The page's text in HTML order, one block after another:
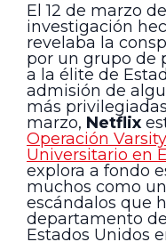
El 12 de marzo
investigación
revelaba la
por un grupo de
a la élite de
admisión de
más
marzo, Netflix
Operación
Universitario en
explora a fondo
muchos como
escándalos que
departamento
Estados Unidos